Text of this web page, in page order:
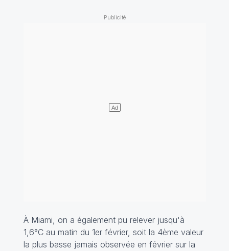
À Miami, on a également pu relever jusqu'à
1,6°C au matin du 1er février, soit la 4ème valeur
la plus basse jamais observée en février sur la